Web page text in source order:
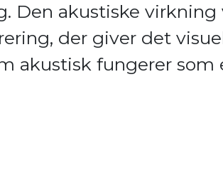
Den akustiske virkning
der giver det
akustisk fungerer som